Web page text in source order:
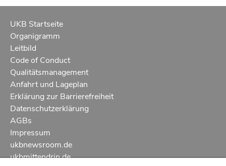
UKB Startseite
Organigramm
Leitbild
Code of Conduct
Qualitätsmanagement
Anfahrt und Lageplan
Erklärung zur Barrierefreiheit
Datenschutzerklärung
AGBs
Impressum
ukbnewsroom.de
ukbmittendrin.de